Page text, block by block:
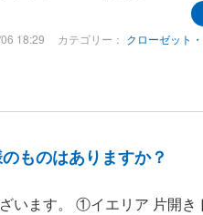
18:29 カテゴリー： クローゼット
ものはありますか？
います。 ①イエリア 片開